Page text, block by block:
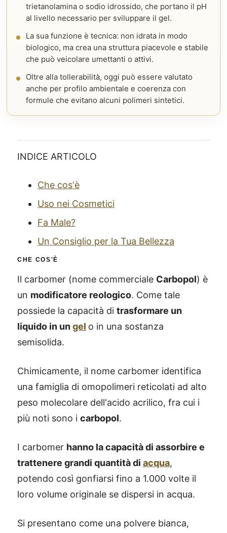
trietanolamina o sodio idrossido, che portano il pH
al livello necessario per sviluppare il gel.
La sua funzione è tecnica: non idrata in modo
biologico, ma crea una struttura piacevole e stabile
che può veicolare umettanti o attivi.
Oltre alla tollerabilità, oggi può essere valutato
anche per profilo ambientale e coerenza con
formule che evitano alcuni polimeri sintetici.
INDICE ARTICOLO
Che cos'è
Uso nei Cosmetici
Fa Male?
Un Consiglio per la Tua Bellezza
CHE COS'È
Il carbomer (nome commerciale Carbopol) è
un modificatore reologico. Come tale
possiede la capacità di trasformare un
liquido in ungel o in una sostanza
semisolida.
Chimicamente, il nome carbomer identifica
una famiglia di omopolimeri reticolati ad alto
peso molecolare dell'acido acrilico, fra cui i
più noti sono i carbopol.
I carbomer hanno la capacità di assorbire e
trattenere grandi quantità di acqua,
potendo così gonfiarsi fino a 1.000 volte il
loro volume originale se dispersi in acqua.
Si presentano come una polvere bianca,